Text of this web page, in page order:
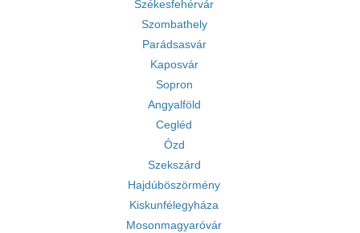
Székesfehérvár
Szombathely
Parádsasvár
Kaposvár
Sopron
Angyalföld
Cegléd
Ózd
Szekszárd
Hajdúböszörmény
Kiskunfélegyháza
Mosonmagyaróvár